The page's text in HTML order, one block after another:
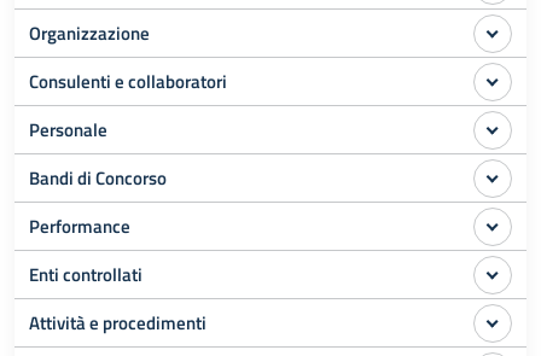
Organizzazione
Consulenti e collaboratori
Personale
Bandi di Concorso
Performance
Enti controllati
Attività e procedimenti